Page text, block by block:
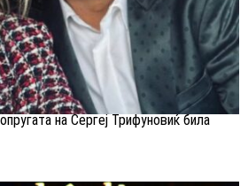
на Сергеј Трифуновиќ била